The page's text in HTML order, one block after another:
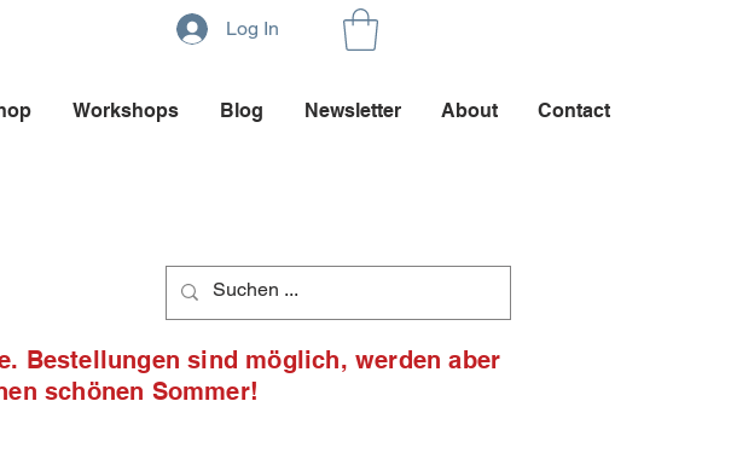
Log In
Workshops Blog Newsletter About Contact
Bestellungen sind möglich, werden aber
schönen Sommer!